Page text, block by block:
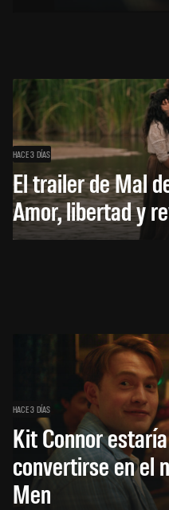
HACE 3 DÍAS
El trailer de Mal
Amor, libertad y
HACE 3 DÍAS
Kit Connor
convertirse en el
Men